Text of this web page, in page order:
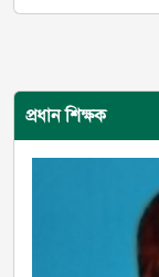
প্রধান শিক্ষক